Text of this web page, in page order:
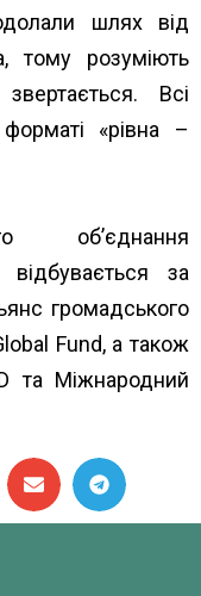
шлях від
тому розуміють
Всі
«рівна –
об’єднання
за
громадського
Fund, а також
та Міжнародний